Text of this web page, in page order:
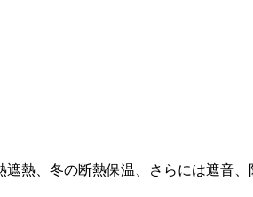
熱、冬の断熱保温、さらには遮音